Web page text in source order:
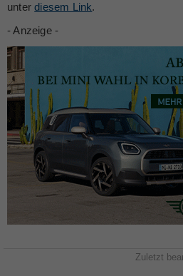
unterdiesem Link.
- Anzeige -
Zuletzt